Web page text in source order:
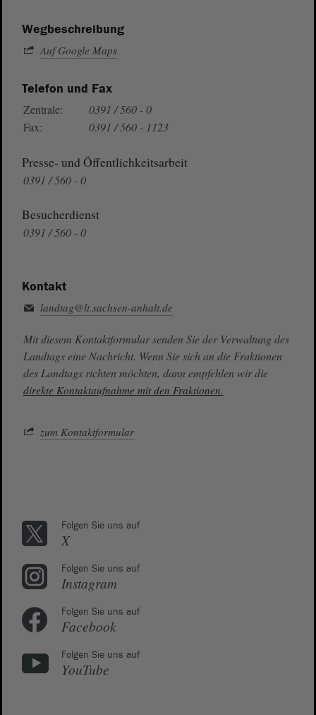
Wegbeschreibung
Auf Google Maps
Telefon und Fax
Zentrale:
0391 / 560 - 0
Fax:
0391 / 560 - 1123
Presse- und Öffentlichkeitsarbeit
0391 / 560 - 0
Besucherdienst
0391 / 560 - 0
Kontakt
landtag@lt.sachsen-anhalt.de
Mit diesem Kontaktformular senden Sie der Verwaltung des
Landtags eine Nachricht. Wenn Sie sich an die Fraktionen
des Landtags richten möchten, dann empfehlen wir die
direkte Kontaktaufnahme mit den Fraktionen.
zum Kontaktformular
Folgen Sie uns auf
X
Folgen Sie uns auf
Instagram
Folgen Sie uns auf
Facebook
Folgen Sie uns auf
YouTube